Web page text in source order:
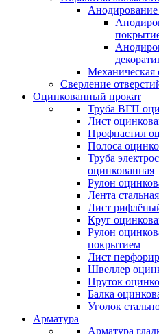
Механическая
Сверление
Оцинкованный прокат
Труба ВГП
Лист
Профнастил
Полоса
Труба
оцинкованная
Рулон
Лента
Лист
Круг
Рулон
покрытием
Лист
Швеллер
Пруток
Балка
Уголок
Арматура
Арматура